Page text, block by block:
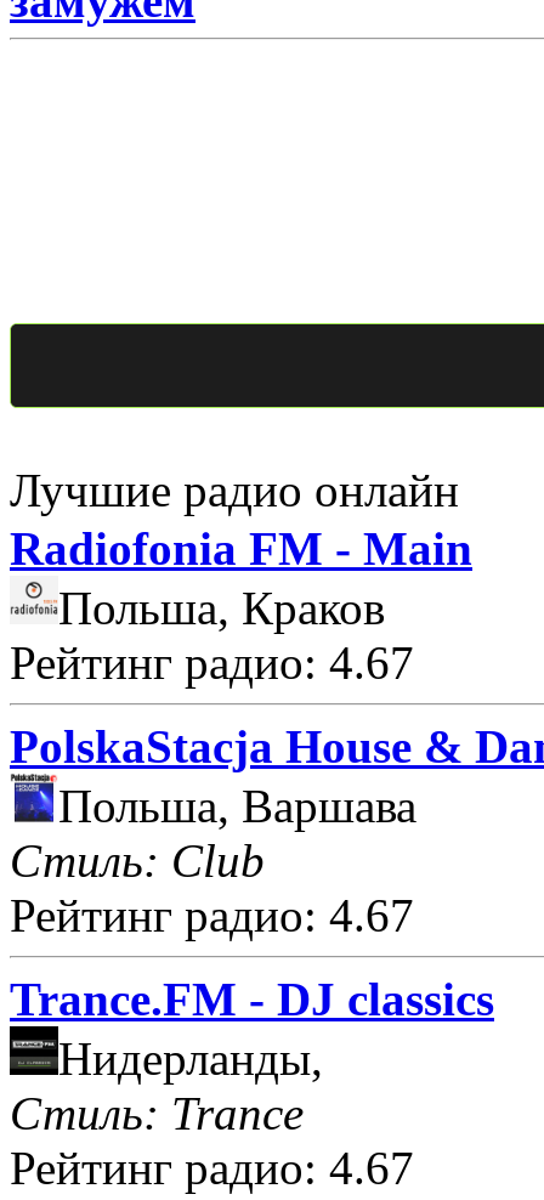
Лучшие радио онлайн
Radiofonia FM - Main
Польша, Краков
Рейтинг радио: 4.67
PolskaStacja House &
Польша, Варшава
Стиль: Club
Рейтинг радио: 4.67
Trance.FM - DJ classics
Нидерланды,
Стиль: Trance
Рейтинг радио: 4.67